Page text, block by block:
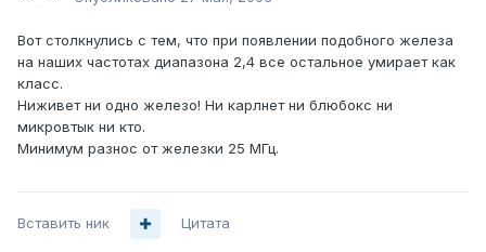
Вот столкнулись с тем, что при появлении подобного железа
на наших частотах диапазона 2,4 все остальное умирает как
класс.
Ниживет ни одно железо! Ни карлнет ни блюбокс ни
микровтык ни кто.
Минимум разнос от железки 25 МГц.
Вставить ник Цитата